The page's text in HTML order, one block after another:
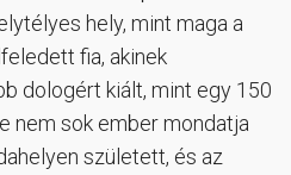
hely, mint maga a
fia, akinek
dologért kiált, mint egy 150
nem sok ember mondatja
született, és az